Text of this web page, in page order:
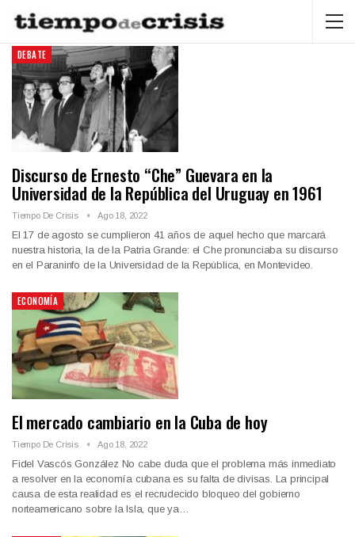
DEBATE
Discurso de Ernesto “Che” Guevara en la
Universidad de la República del Uruguay en 1961
Tiempo De Crisis Ago 18, 2022
El 17 de agosto se cumplieron 41 años de aquel hecho que marcará
nuestra historia, la de la Patria Grande: el Che pronunciaba su discurso
en el Paraninfo de la Universidad de la República, en Montevideo.
ECONOMÍA
El mercado cambiario en la Cuba de hoy
Tiempo De Crisis Ago 18, 2022
Fidel Vascós González No cabe duda que el problema más inmediato
a resolver en la economía cubana es su falta de divisas. La principal
causa de esta realidad es el recrudecido bloqueo del gobierno
norteamericano sobre la Isla, que ya…